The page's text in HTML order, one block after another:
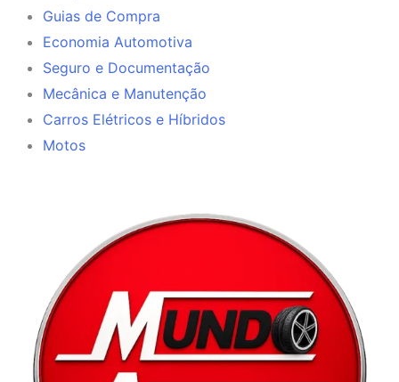
Guias de Compra
Economia Automotiva
Seguro e Documentação
Mecânica e Manutenção
Carros Elétricos e Híbridos
Motos